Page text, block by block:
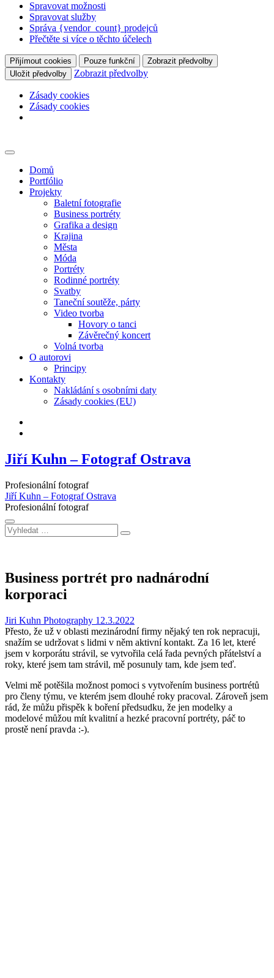
Spravovat možnosti
Spravovat služby
Správa {vendor_count} prodejců
Přečtěte si více o těchto účelech
Přijímout cookies Pouze funkční
Zobrazit předvolby
Uložit předvolby
Zobrazit předvolby
Zásady cookies
Zásady cookies
to
Domů
Portfólio
Projekty
Baletní fotografie
Business portréty
Grafika a design
Krajina
Města
Móda
Portréty
Rodinné portréty
Svatby
Taneční soutěže, párty
Video tvorba
Hovory o tanci
Závěrečný koncert
Volná tvorba
O autorovi
Principy
Kontakty
Nakládání s osobními daty
Zásady cookies (EU)
Jiří Kuhn – Fotograf Ostrava
Profesionální fotograf
Jiří Kuhn – Fotograf Ostrava
Profesionální fotograf
Vyhledat
…
Business portrét pro nadnárodní
korporaci
Jiri Kuhn Photography 12.3.2022
Přesto, že už v oblasti mezinárodní firmy nějaký ten rok nepracuji,
snažím se udržovat s lidmi v něm aktivní kontakt. Za 16 let, které
jsem v korporátu strávil, se vytvořila celá řada pevných přátelství a
roky, které jsem tam strávil, mě posunuly tam, kde jsem teď.
Velmi mě potěšila možnost pomoci s vytvořením business portrétů
pro členy týmu, ve kterém jsem dlouhé roky pracoval. Zároveň jsem
rád, že můžu přispěk k boření předsudku, že jen modelky a
modelové můžou mít kvalitní a hezké pracovní portréty, páč to
prostě není pravda :-).